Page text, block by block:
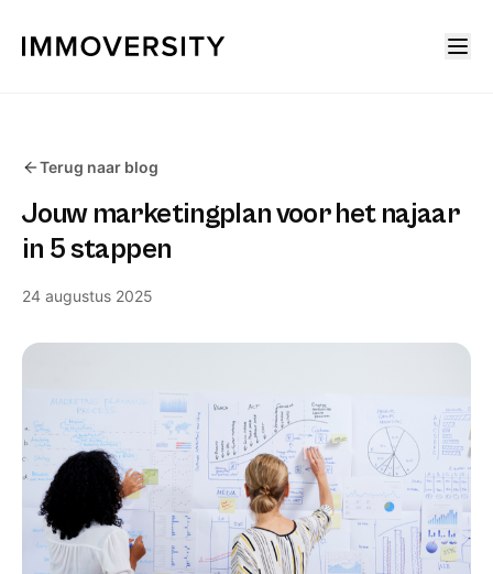
Terug naar blog
Jouw marketingplan voor het najaar
in 5 stappen
24 augustus 2025